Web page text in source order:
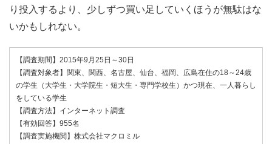
り投入するより、少しずつ買い足していくほうが無駄はな
いかもしれない。
【調査期間】2015年9月25日～30日
【調査対象者】関東、関西、名古屋、仙台、福岡、広島在住の18～24歳
の学生（大学生・大学院生・短大生・専門学校生）かつ現在、一人暮らし
をしている学生
【調査方法】インターネット調査
【有効回答】955名
【調査実施機関】株式会社マクロミル